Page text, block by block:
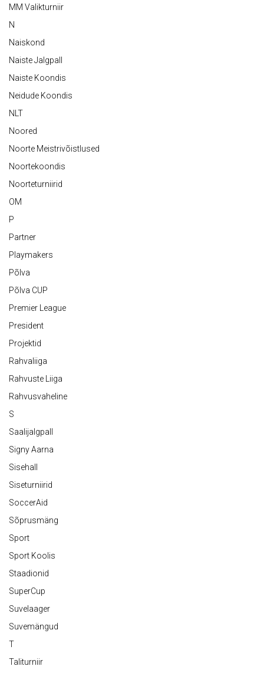
MM Valikturniir
N
Naiskond
Naiste Jalgpall
Naiste Koondis
Neidude Koondis
NLT
Noored
Noorte Meistrivõistlused
Noortekoondis
Noorteturniirid
OM
P
Partner
Playmakers
Põlva
Põlva CUP
Premier League
President
Projektid
Rahvaliiga
Rahvuste Liiga
Rahvusvaheline
S
Saalijalgpall
Signy Aarna
Sisehall
Siseturniirid
SoccerAid
Sõprusmäng
Sport
Sport Koolis
Staadionid
SuperCup
Suvelaager
Suvemängud
T
Taliturniir